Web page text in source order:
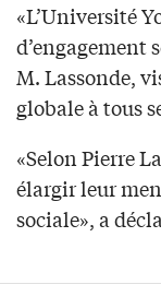
«L’Université
d’engagement
M. Lassonde,
globale à tous
«Selon Pierre
élargir leur
sociale», a